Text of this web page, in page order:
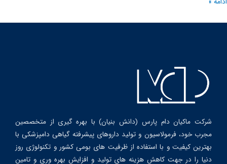
شرکت ماکیان دام پارس (دانش بنیان) با بهره گیری از متخصصین
مجرب خود، فرمولاسیون و تولید داروهای پیشرفته گیاهی دامپزشکی با
بهترین کیفیت و با استفاده از ظرفیت های بومی کشور و تکنولوژی روز
دنیا را در جهت کاهش هزینه های تولید و افزایش بهره وری و تامین